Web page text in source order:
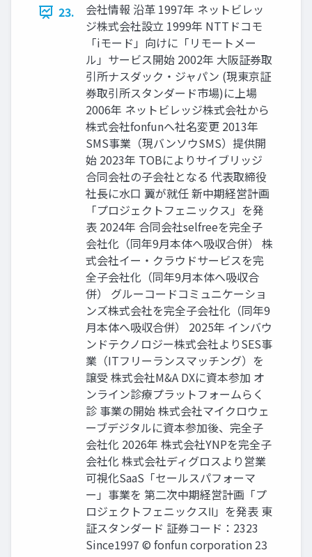
23.
会社情報 沿革 1997年 ネットビレッ
ジ株式会社設立 1999年 NTTドコモ
「iモード」向けに「リモートメー
ル」サービス開始 2002年 大阪証券取
引所ナスダック・ジャパン (現東京証
券取引所スタンダード市場)に上場
2006年 ネットビレッジ株式会社から
株式会社fonfunへ社名変更 2013年
SMS事業（現バンソウSMS）提供開
始 2023年 TOBによりサイブリッジ
合同会社の子会社となる 代表取締役
社長に水口 翼が就任 新中期経営計画
「プロジェクトフェニックス」を発
表 2024年 合同会社selfreeを完全子
会社化（同年9月本体へ吸収合併） 株
式会社イー・クラウドサービスを完
全子会社化（同年9月本体へ吸収合
併） グルーコードコミュニケーショ
ンズ株式会社を完全子会社化（同年9
月本体へ吸収合併） 2025年 インバウ
ンドテクノロジー株式会社よりSES事
業（ITフリーランスマッチング）を
譲受 株式会社M&A DXに資本参加 オ
ンライン診療プラットフォームらく
診 事業の開始 株式会社マイクロウェ
ーブデジタルに資本参加後、完全子
会社化 2026年 株式会社YNPを完全子
会社化 株式会社ディグロスより営業
可視化SaaS「セールスパフォーマ
ー」事業を 第二次中期経営計画「プ
ロジェクトフェニックスⅡ」を発表 東
証スタンダード 証券コード：2323
Since1997 © fonfun corporation 23